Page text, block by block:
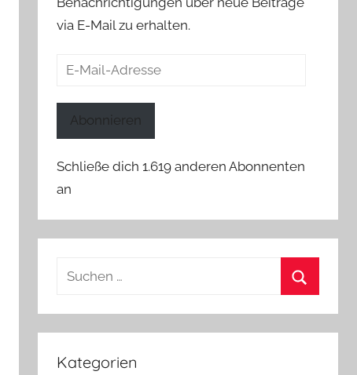
via E-Mail zu erhalten.
E-
Abonnieren
Schließe dich 1.619 anderen Abonnenten
an
Suchen
Kategorien